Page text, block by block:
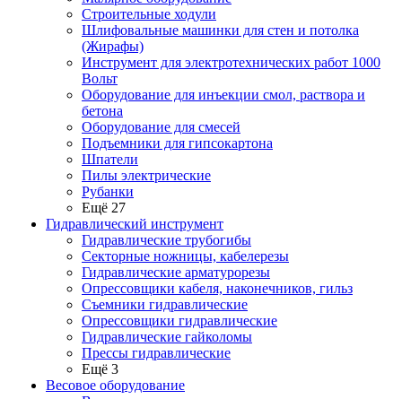
Строительные ходули
Шлифовальные машинки для стен и потолка
(Жирафы)
Инструмент для электротехнических работ 1000
Вольт
Оборудование для инъекции смол, раствора и
бетона
Оборудование для смесей
Подъемники для гипсокартона
Шпатели
Пилы электрические
Рубанки
Ещё 27
Гидравлический инструмент
Гидравлические трубогибы
Секторные ножницы, кабелерезы
Гидравлические арматурорезы
Опрессовщики кабеля, наконечников, гильз
Съемники гидравлические
Опрессовщики гидравлические
Гидравлические гайколомы
Прессы гидравлические
Ещё 3
Весовое оборудование